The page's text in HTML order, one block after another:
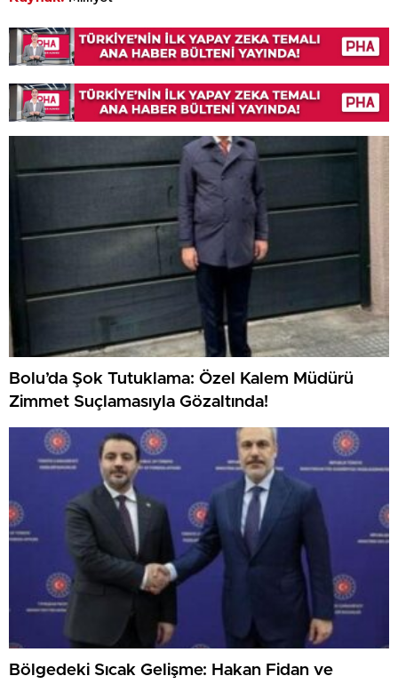
Bolu’da Şok Tutuklama: Özel Kalem Müdürü
Zimmet Suçlamasıyla Gözaltında!
Bölgedeki Sıcak Gelişme: Hakan Fidan ve